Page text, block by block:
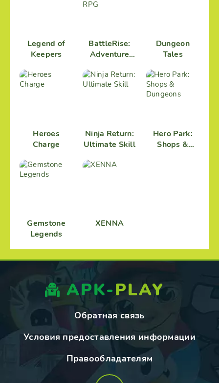
Legend of
Keepers
BattleRise:
Adventure
Dungeon
Tales
Heroes
Charge
Ninja Return:
Ultimate Skill
Hero Park:
Shops &
Gemstone
Legends
XENNA
APK-PLAY
Обратная связь
Условия предоставления информации
Правообладателям